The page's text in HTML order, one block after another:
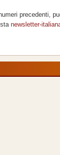
precedenti,
newsletter-